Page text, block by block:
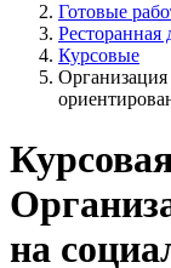
Готовые
Ресторанная
Курсовые
на